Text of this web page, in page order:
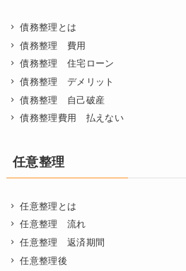
債務整理とは
債務整理 費用
債務整理 住宅ローン
債務整理 デメリット
債務整理 自己破産
債務整理費用 払えない
任意整理
任意整理とは
任意整理 流れ
任意整理 返済期間
任意整理後